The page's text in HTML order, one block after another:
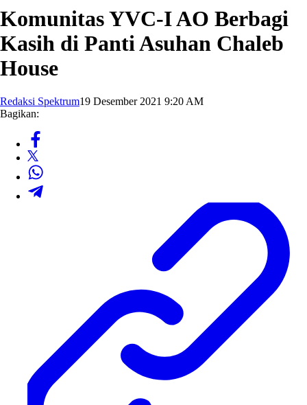
Komunitas YVC-I AO Berbagi
Kasih di Panti Asuhan Chaleb
House
Redaksi Spektrum19 Desember 2021 9:20 AM
Bagikan: